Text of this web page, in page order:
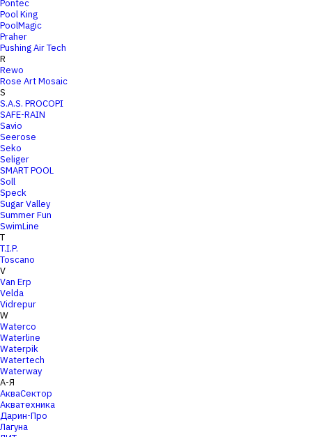
Pontec
Pool King
PoolMagic
Praher
Pushing Air Tech
R
Rewo
Rose Art Mosaic
S
S.A.S. PROCOPI
SAFE-RAIN
Savio
Seerose
Seko
Seliger
SMART POOL
Soll
Speck
Sugar Valley
Summer Fun
SwimLine
T
T.I.P.
Toscano
V
Van Erp
Velda
Vidrepur
W
Waterco
Waterline
Waterpik
Watertech
Waterway
А-Я
АкваСектор
Акватехника
Дарин-Про
Лагуна